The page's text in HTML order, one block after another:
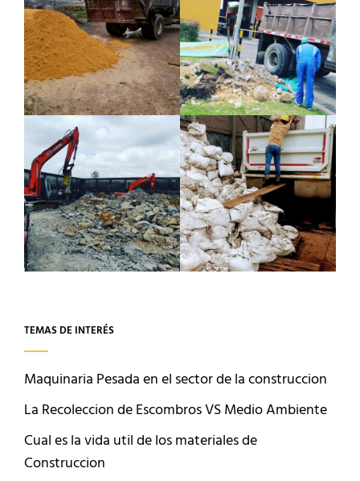
TEMAS DE INTERÉS
Maquinaria Pesada en el sector de la construccion
La Recoleccion de Escombros VS Medio Ambiente
Cual es la vida util de los materiales de
Construccion